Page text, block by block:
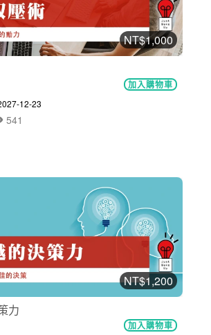
NT$1,000
加入購物車
12-23
541
NT$1,200
力
加入購物車